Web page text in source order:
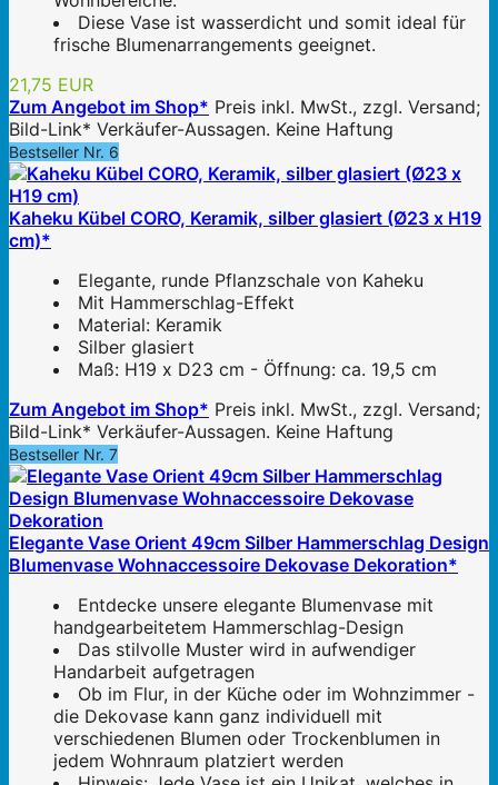
Diese Vase ist wasserdicht und somit ideal für
frische Blumenarrangements geeignet.
21,75 EUR
Zum Angebot im Shop* Preis inkl. MwSt., zzgl. Versand;
Bild-Link* Verkäufer-Aussagen. Keine Haftung
Bestseller Nr. 6
Kaheku Kübel CORO, Keramik, silber glasiert (Ø23 x H19
cm)*
Elegante, runde Pflanzschale von Kaheku
Mit Hammerschlag-Effekt
Material: Keramik
Silber glasiert
Maß: H19 x D23 cm - Öffnung: ca. 19,5 cm
Zum Angebot im Shop* Preis inkl. MwSt., zzgl. Versand;
Bild-Link* Verkäufer-Aussagen. Keine Haftung
Bestseller Nr. 7
Elegante Vase Orient 49cm Silber Hammerschlag Design
Blumenvase Wohnaccessoire Dekovase Dekoration*
Entdecke unsere elegante Blumenvase mit
handgearbeitetem Hammerschlag-Design
Das stilvolle Muster wird in aufwendiger
Handarbeit aufgetragen
Ob im Flur, in der Küche oder im Wohnzimmer -
die Dekovase kann ganz individuell mit
verschiedenen Blumen oder Trockenblumen in
jedem Wohnraum platziert werden